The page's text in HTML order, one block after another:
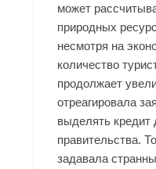
может
природных
несмотря на
количество
продолжает
отреагировала
выделять кредит
правительства.
задавала